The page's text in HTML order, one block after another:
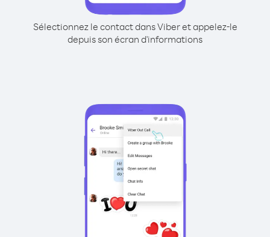
Sélectionnez le contact dans Viber et appelez-le
depuis son écran d'informations